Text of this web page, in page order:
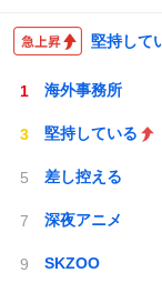
堅持して
海外事務所
堅持している
差し控える
深夜アニメ
SKZOO